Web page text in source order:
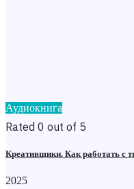
Аудиокнига
Rated 0 out of 5
Креативщики. Как работать с
2025